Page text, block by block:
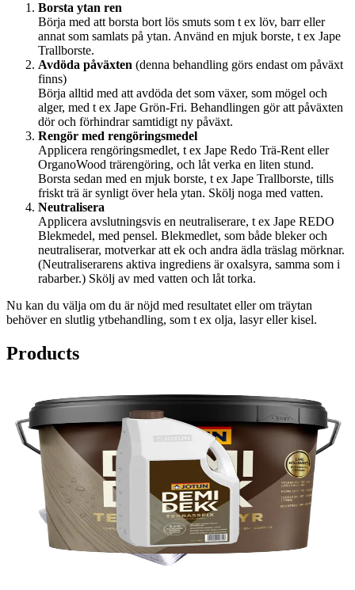
Borsta ytan ren
Börja med att borsta bort lös smuts som t ex löv, barr eller
annat som samlats på ytan. Använd en mjuk borste, t ex Jape
Trallborste.
Avdöda påväxten (denna behandling görs endast om påväxt
finns)
Börja alltid med att avdöda det som växer, som mögel och
alger, med t ex Jape Grön-Fri. Behandlingen gör att påväxten
dör och förhindrar samtidigt ny påväxt.
Rengör med rengöringsmedel
Applicera rengöringsmedlet, t ex Jape Redo Trä-Rent eller
OrganoWood trärengöring, och låt verka en liten stund.
Borsta sedan med en mjuk borste, t ex Jape Trallborste, tills
friskt trä är synligt över hela ytan. Skölj noga med vatten.
Neutralisera
Applicera avslutningsvis en neutraliserare, t ex Jape REDO
Blekmedel, med pensel. Blekmedlet, som både bleker och
neutraliserar, motverkar att ek och andra ädla träslag mörknar.
(Neutraliserarens aktiva ingrediens är oxalsyra, samma som i
rabarber.) Skölj av med vatten och låt torka.
Nu kan du välja om du är nöjd med resultatet eller om träytan
behöver en slutlig ytbehandling, som t ex olja, lasyr eller kisel.
Products
Vinklad Träoljepensel
9.0
JOTUN
Demidekk Terrasslasyr
Demidekk Terrasstvätt